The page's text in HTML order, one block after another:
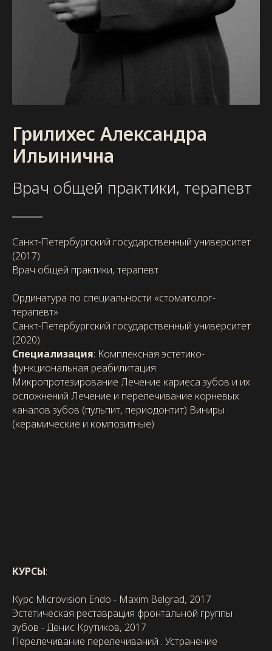
Грилихес Александра
Ильинична
Врач общей практики, терапевт
Санкт-Петербургский государственный университет
(2017)
Врач общей практики, терапевт
Ординатура по специальности «стоматолог-
терапевт»
Санкт-Петербургский государственный университет
(2020)
Специализация: Комплексная эстетико-
функциональная реабилитация
Микропротезирование Лечение кариеса зубов и их
осложнений Лечение и перелечивание корневых
каналов зубов (пульпит, периодонтит) Виниры
(керамические и композитные)
КУРСЫ:
Курс Microvision Endo - Maxim Belgrad, 2017
Эстетическая реставрация фронтальной группы
зубов - Денис Крутиков, 2017
Перелечивание перелечиваний . Устранение